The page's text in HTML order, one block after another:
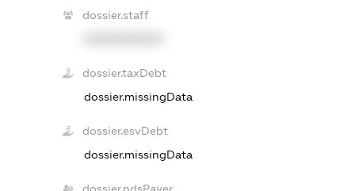
dossier.staff
dossier.taxDebt
dossier.missingData
dossier.esvDebt
dossier.missingData
dossier.ndsPayer